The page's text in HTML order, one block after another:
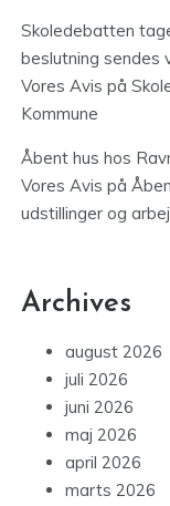
Skoledebatten
beslutning sendes
Vores Avis på
Kommune
Åbent hus hos
Vores Avis på
udstillinger og
Archives
august 2026
juli 2026
juni 2026
maj 2026
april 2026
marts 2026